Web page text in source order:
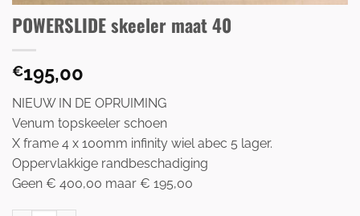
POWERSLIDE skeeler maat 40
€195,00
NIEUW IN DE OPRUIMING
Venum topskeeler schoen
X frame 4 x 100mm infinity wiel abec 5 lager.
Oppervlakkige randbeschadiging
Geen € 400,00 maar € 195,00